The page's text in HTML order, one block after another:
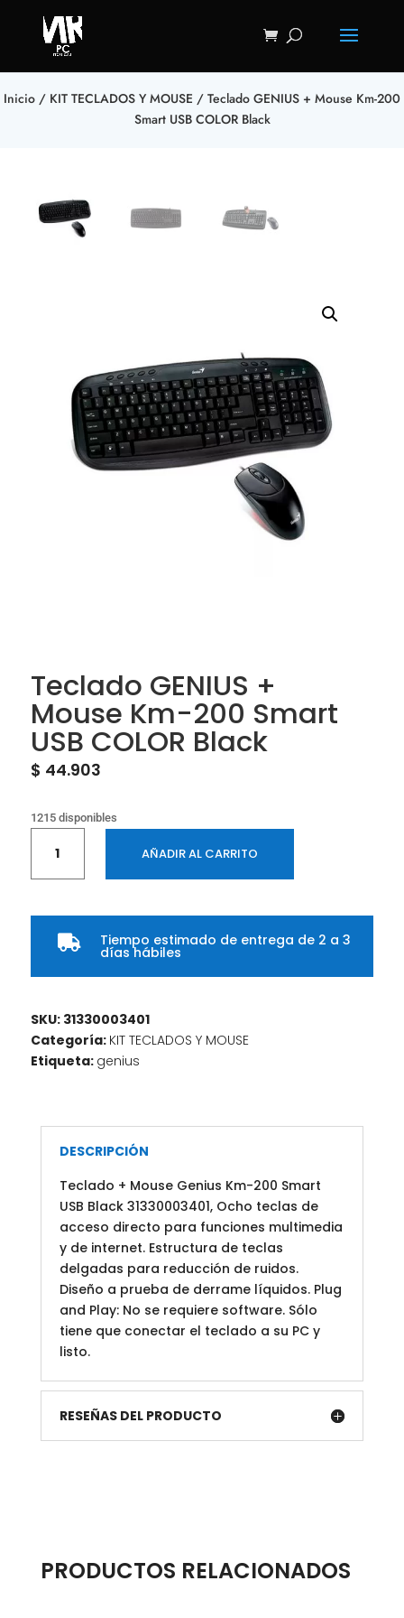
Inicio / KIT TECLADOS Y MOUSE / Teclado GENIUS + Mouse Km-200
Smart USB COLOR Black
Teclado GENIUS +
Mouse Km-200 Smart
USB COLOR Black
$ 44.903
1215 disponibles
GENIUS
+
Km-
USB
Black
cantidad
AÑADIR AL CARRITO
 Tiempo estimado de entrega de 2 a 3
días hábiles
SKU: 31330003401
Categoría: KIT TECLADOS Y MOUSE
Etiqueta: genius
DESCRIPCIÓN
Teclado + Mouse Genius Km-200 Smart
USB Black 31330003401, Ocho teclas de
acceso directo para funciones multimedia
y de internet. Estructura de teclas
delgadas para reducción de ruidos.
Diseño a prueba de derrame líquidos. Plug
and Play: No se requiere software. Sólo
tiene que conectar el teclado a su PC y
listo.
RESEÑAS DEL PRODUCTO
PRODUCTOS RELACIONADOS